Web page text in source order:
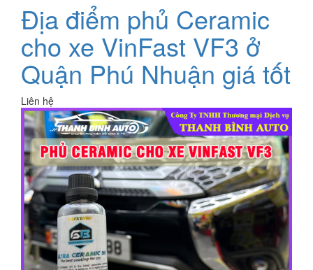
Địa điểm phủ Ceramic
cho xe VinFast VF3 ở
Quận Phú Nhuận giá tốt
Liên hệ